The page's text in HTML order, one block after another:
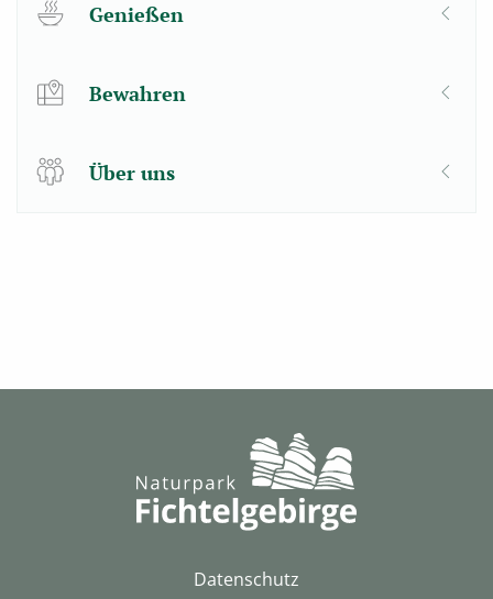
Genießen
Bewahren
Über uns
Datenschutz